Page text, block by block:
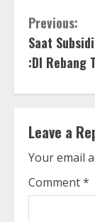
C
o
n
i
n
u
Previous:
Saat
:DI Rebang
Leave a
Your email
Comment*